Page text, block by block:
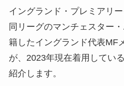
イングランド・プレミアリ
同リーグのマンチェスター
籍したイングランド代表MF
が、2023年現在着用してい
紹介します。